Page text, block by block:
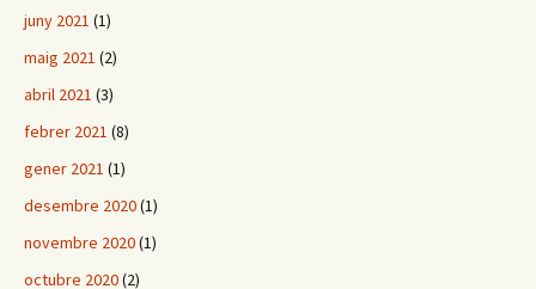
juny 2021 (1)
maig 2021 (2)
abril 2021 (3)
febrer 2021 (8)
gener 2021 (1)
desembre 2020(1)
novembre 2020(1)
octubre 2020(2)